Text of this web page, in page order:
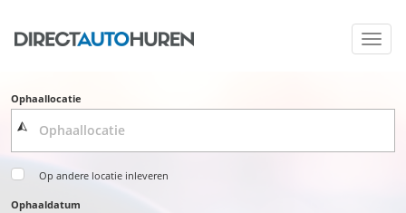
Ophaallocatie
Op andere locatie inleveren
Ophaaldatum